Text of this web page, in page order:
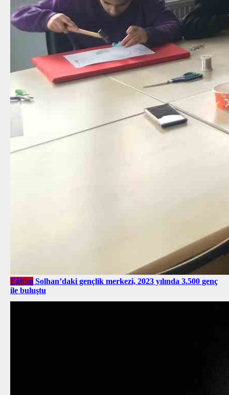
Eğitim Solhan’daki gençlik merkezi, 2023 yılında 3.500 genç
ile buluştu